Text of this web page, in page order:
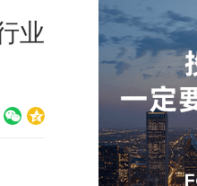
业
V c